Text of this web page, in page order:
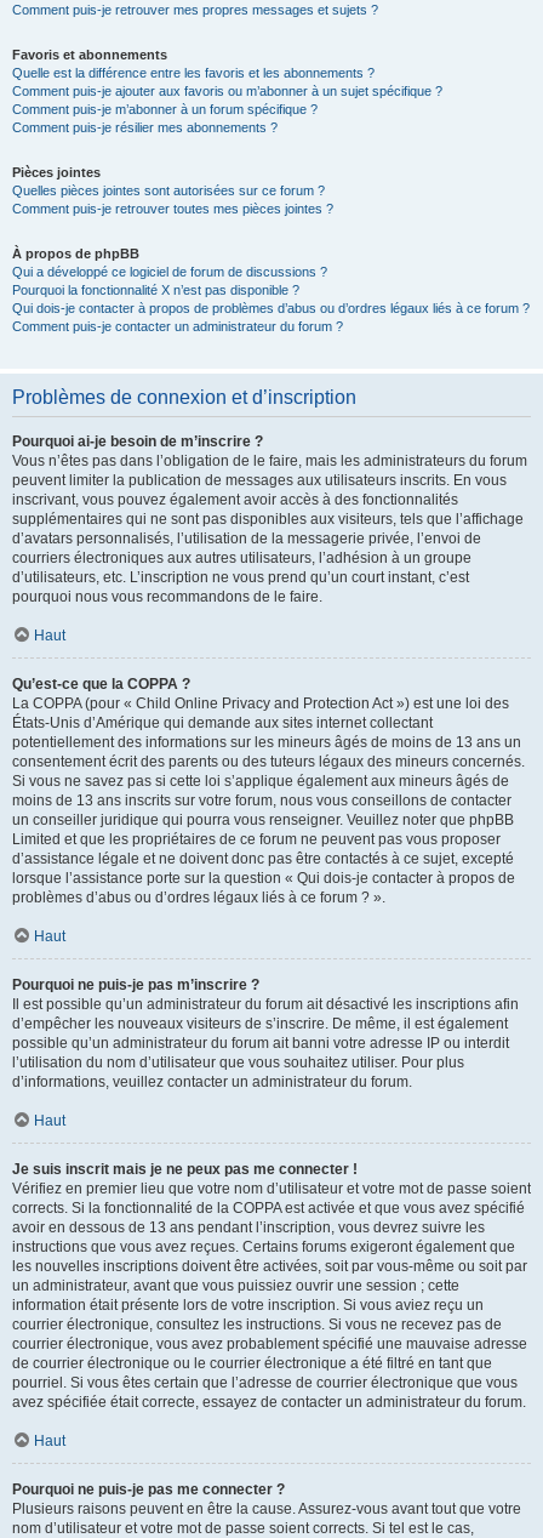
Comment puis-je retrouver mes propres messages et sujets ?
Favoris et abonnements
Quelle est la différence entre les favoris et les abonnements ?
Comment puis-je ajouter aux favoris ou m’abonner à un sujet spécifique ?
Comment puis-je m’abonner à un forum spécifique ?
Comment puis-je résilier mes abonnements ?
Pièces jointes
Quelles pièces jointes sont autorisées sur ce forum ?
Comment puis-je retrouver toutes mes pièces jointes ?
À propos de phpBB
Qui a développé ce logiciel de forum de discussions ?
Pourquoi la fonctionnalité X n’est pas disponible ?
Qui dois-je contacter à propos de problèmes d’abus ou d’ordres légaux liés à ce forum ?
Comment puis-je contacter un administrateur du forum ?
Problèmes de connexion et d’inscription
Pourquoi ai-je besoin de m’inscrire ?
Vous n’êtes pas dans l’obligation de le faire, mais les administrateurs du forum
peuvent limiter la publication de messages aux utilisateurs inscrits. En vous
inscrivant, vous pouvez également avoir accès à des fonctionnalités
supplémentaires qui ne sont pas disponibles aux visiteurs, tels que l’affichage
d’avatars personnalisés, l’utilisation de la messagerie privée, l’envoi de
courriers électroniques aux autres utilisateurs, l’adhésion à un groupe
d’utilisateurs, etc. L’inscription ne vous prend qu’un court instant, c’est
pourquoi nous vous recommandons de le faire.
Haut
Qu’est-ce que la COPPA ?
La COPPA (pour « Child Online Privacy and Protection Act ») est une loi des
États-Unis d’Amérique qui demande aux sites internet collectant
potentiellement des informations sur les mineurs âgés de moins de 13 ans un
consentement écrit des parents ou des tuteurs légaux des mineurs concernés.
Si vous ne savez pas si cette loi s’applique également aux mineurs âgés de
moins de 13 ans inscrits sur votre forum, nous vous conseillons de contacter
un conseiller juridique qui pourra vous renseigner. Veuillez noter que phpBB
Limited et que les propriétaires de ce forum ne peuvent pas vous proposer
d’assistance légale et ne doivent donc pas être contactés à ce sujet, excepté
lorsque l’assistance porte sur la question « Qui dois-je contacter à propos de
problèmes d’abus ou d’ordres légaux liés à ce forum ? ».
Haut
Pourquoi ne puis-je pas m’inscrire ?
Il est possible qu’un administrateur du forum ait désactivé les inscriptions afin
d’empêcher les nouveaux visiteurs de s’inscrire. De même, il est également
possible qu’un administrateur du forum ait banni votre adresse IP ou interdit
l’utilisation du nom d’utilisateur que vous souhaitez utiliser. Pour plus
d’informations, veuillez contacter un administrateur du forum.
Haut
Je suis inscrit mais je ne peux pas me connecter !
Vérifiez en premier lieu que votre nom d’utilisateur et votre mot de passe soient
corrects. Si la fonctionnalité de la COPPA est activée et que vous avez spécifié
avoir en dessous de 13 ans pendant l’inscription, vous devrez suivre les
instructions que vous avez reçues. Certains forums exigeront également que
les nouvelles inscriptions doivent être activées, soit par vous-même ou soit par
un administrateur, avant que vous puissiez ouvrir une session ; cette
information était présente lors de votre inscription. Si vous aviez reçu un
courrier électronique, consultez les instructions. Si vous ne recevez pas de
courrier électronique, vous avez probablement spécifié une mauvaise adresse
de courrier électronique ou le courrier électronique a été filtré en tant que
pourriel. Si vous êtes certain que l’adresse de courrier électronique que vous
avez spécifiée était correcte, essayez de contacter un administrateur du forum.
Haut
Pourquoi ne puis-je pas me connecter ?
Plusieurs raisons peuvent en être la cause. Assurez-vous avant tout que votre
nom d’utilisateur et votre mot de passe soient corrects. Si tel est le cas,